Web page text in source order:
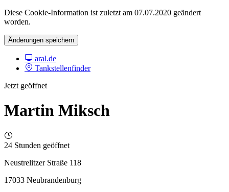
Diese Cookie-Information ist zuletzt am 07.07.2020 geändert
worden.
Änderungen speichern
aral.de
Tankstellenfinder
Jetzt geöffnet
Martin Miksch
24 Stunden geöffnet
Neustrelitzer Straße 118
17033 Neubrandenburg